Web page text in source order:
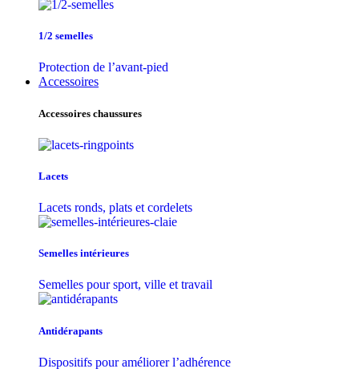
1/2 semelles
Protection de l’avant-pied
Accessoires
Accessoires chaussures
Lacets
Lacets ronds, plats et cordelets
Semelles intérieures
Semelles pour sport, ville et travail
Antidérapants
Dispositifs pour améliorer l’adhérence